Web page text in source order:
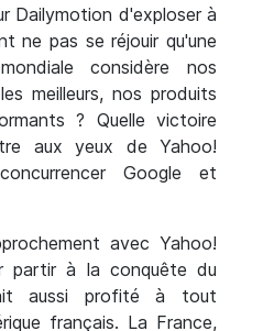
Dailymotion d'exploser à
ne pas se réjouir qu'une
considère nos
meilleurs, nos produits
? Quelle victoire
aux yeux de Yahoo!
Google et
avec Yahoo!
partir à la conquête du
aussi profité à tout
français. La France,